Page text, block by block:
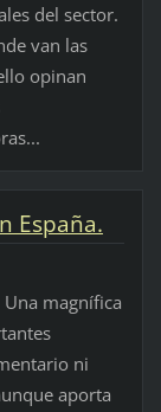
del sector.
van las
opinan
España.
magnífica
ni
aporta